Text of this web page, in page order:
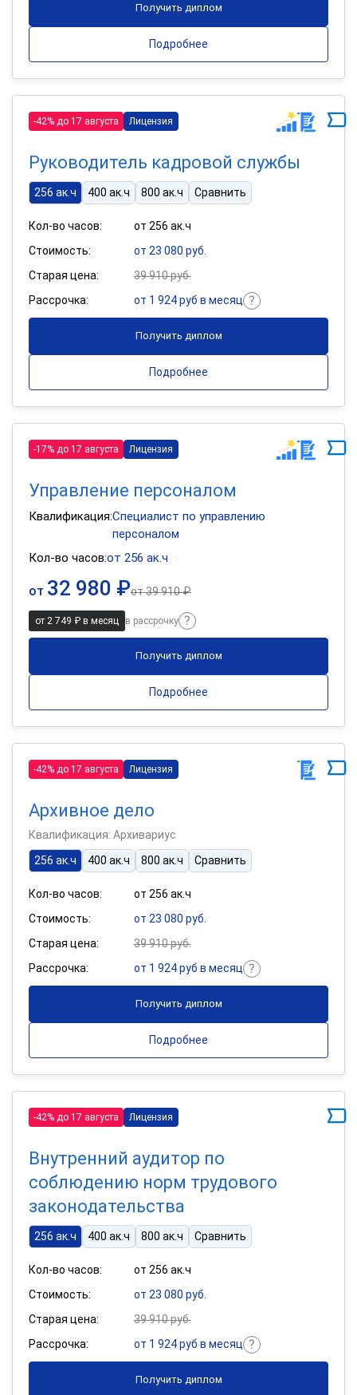
Получить диплом
Подробнее
-42% до 17 августа Лицензия
Руководитель кадровой службы
256 ак.ч 400 ак.ч 800 ак.ч Сравнить
Кол-во часов:
от 256 ак.ч
Стоимость:
от 23 080 руб.
Старая цена:
39 910 руб.
Рассрочка:
от 1 924 руб в месяц
Получить диплом
Подробнее
-17% до 17 августа Лицензия
Управление персоналом
Квалификация:Специалист по управлению
персоналом
Кол-во часов:от 256 ак.ч
от 32 980 ₽от39 910 ₽
от 2 749 ₽ в месяц в рассрочку
Получить диплом
Подробнее
-42% до 17 августа Лицензия
Архивное дело
Квалификация: Архивариус
256 ак.ч
400 ак.ч 800 ак.ч Сравнить
Кол-во часов:
от 256 ак.ч
Стоимость:
от 23 080 руб.
Старая цена:
39 910 руб.
Рассрочка:
от 1 924 руб в месяц
Получить диплом
Подробнее
-42% до 17 августа Лицензия
Внутренний аудитор по
соблюдению норм трудового
законодательства
256 ак.ч 400 ак.ч 800 ак.ч Сравнить
Кол-во часов:
от 256 ак.ч
Стоимость:
от 23 080 руб.
Старая цена:
39 910 руб.
Рассрочка:
от 1 924 руб в месяц
Получить диплом